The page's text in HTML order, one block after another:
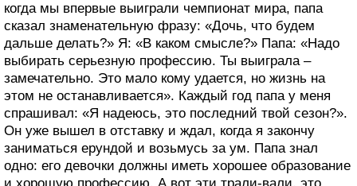
когда мы впервые выиграли чемпионат мира, папа
сказал знаменательную фразу: «Дочь, что будем
дальше делать?» Я: «В каком смысле?» Папа: «Надо
выбирать серьезную профессию. Ты выиграла –
замечательно. Это мало кому удается, но жизнь на
этом не останавливается». Каждый год папа у меня
спрашивал: «Я надеюсь, это последний твой сезон?».
Он уже вышел в отставку и ждал, когда я закончу
заниматься ерундой и возьмусь за ум. Папа знал
одно: его девочки должны иметь хорошее образование